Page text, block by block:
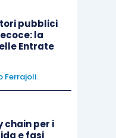
pubblici
la
Entrate
Ferrajoli
chain per i
e fasi